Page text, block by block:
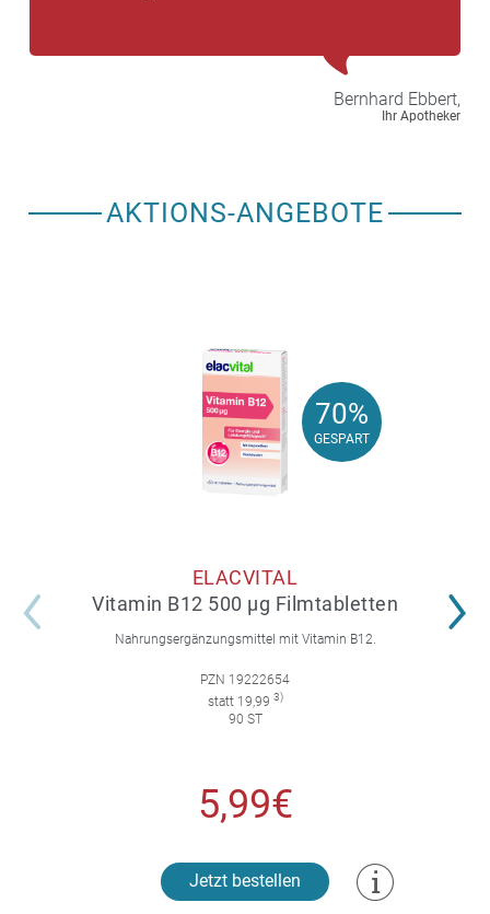
Bernhard Ebbert,
Ihr Apotheker
AKTIONS-ANGEBOTE
70%
GESPART
70%
GESPART
ELACVITAL
Vitamin B12 500 µg Filmtabletten
Nahrungsergänzungsmittel mit Vitamin B12.
PZN 19222654
statt 19,99 3)
90 ST
5,99€
Jetzt bestellen